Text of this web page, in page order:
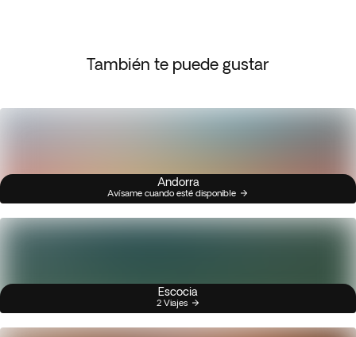
También te puede gustar
Andorra
Avísame cuando esté disponible
Escocia
2 Viajes